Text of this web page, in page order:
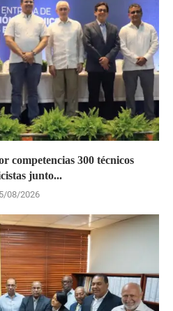
competencias 300 técnicos
junto...
08/2026